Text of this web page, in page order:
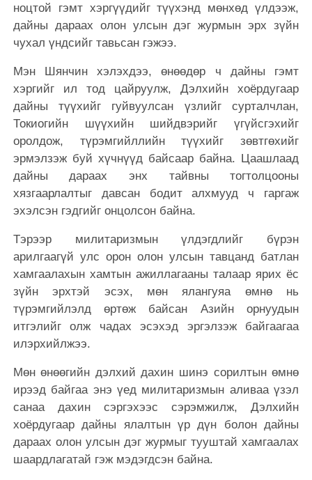
ноцтой гэмт хэргүүдийг түүхэнд мөнхөд үлдээж,
дайны дараах олон улсын дэг журмын эрх зүйн
чухал үндсийг тавьсан гэжээ.
Мэн Шянчин хэлэхдээ, өнөөдөр ч дайны гэмт
хэргийг ил тод цайруулж, Дэлхийн хоёрдугаар
дайны түүхийг гуйвуулсан үзлийг сурталчлан,
Токиогийн шүүхийн шийдвэрийг үгүйсгэхийг
оролдож, түрэмгийллийн түүхийг зөвтгөхийг
эрмэлзэж буй хүчнүүд байсаар байна. Цаашлаад
дайны дараах энх тайвны тогтолцооны
хязгаарлалтыг давсан бодит алхмууд ч гаргаж
эхэлсэн гэдгийг онцолсон байна.
Тэрээр милитаризмын үлдэгдлийг бүрэн
арилгаагүй улс орон олон улсын тавцанд батлан
хамгаалахын хамтын ажиллагааны талаар ярих ёс
зүйн эрхтэй эсэх, мөн ялангуяа өмнө нь
түрэмгийлэлд өртөж байсан Азийн орнуудын
итгэлийг олж чадах эсэхэд эргэлзэж байгаагаа
илэрхийлжээ.
Мөн өнөөгийн дэлхий дахин шинэ сорилтын өмнө
ирээд байгаа энэ үед милитаризмын аливаа үзэл
санаа дахин сэргэхээс сэрэмжилж, Дэлхийн
хоёрдугаар дайны ялалтын үр дүн болон дайны
дараах олон улсын дэг журмыг тууштай хамгаалах
шаардлагатай гэж мэдэгдсэн байна.